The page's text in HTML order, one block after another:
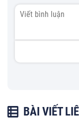
BÀI VIẾT